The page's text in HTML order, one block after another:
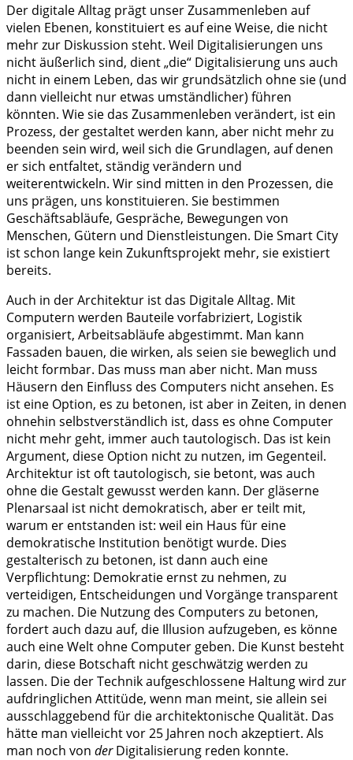
Der digitale Alltag prägt unser Zusammenleben auf
vielen Ebenen, konstituiert es auf eine Weise, die nicht
mehr zur Diskussion steht. Weil Digitalisierungen uns
nicht äußerlich sind, dient „die“ Digitalisierung uns auch
nicht in einem Leben, das wir grundsätzlich ohne sie (und
dann vielleicht nur etwas umständlicher) führen
könnten. Wie sie das Zusammenleben verändert, ist ein
Prozess, der gestaltet werden kann, aber nicht mehr zu
beenden sein wird, weil sich die Grundlagen, auf denen
er sich entfaltet, ständig verändern und
weiterentwickeln. Wir sind mitten in den Prozessen, die
uns prägen, uns konstituieren. Sie bestimmen
Geschäftsabläufe, Gespräche, Bewegungen von
Menschen, Gütern und Dienstleistungen. Die Smart City
ist schon lange kein Zukunftsprojekt mehr, sie existiert
bereits.
Auch in der Architektur ist das Digitale Alltag. Mit
Computern werden Bauteile vorfabriziert, Logistik
organisiert, Arbeitsabläufe abgestimmt. Man kann
Fassaden bauen, die wirken, als seien sie beweglich und
leicht formbar. Das muss man aber nicht. Man muss
Häusern den Einfluss des Computers nicht ansehen. Es
ist eine Option, es zu betonen, ist aber in Zeiten, in denen
ohnehin selbstverständlich ist, dass es ohne Computer
nicht mehr geht, immer auch tautologisch. Das ist kein
Argument, diese Option nicht zu nutzen, im Gegenteil.
Architektur ist oft tautologisch, sie betont, was auch
ohne die Gestalt gewusst werden kann. Der gläserne
Plenarsaal ist nicht demokratisch, aber er teilt mit,
warum er entstanden ist: weil ein Haus für eine
demokratische Institution benötigt wurde. Dies
gestalterisch zu betonen, ist dann auch eine
Verpflichtung: Demokratie ernst zu nehmen, zu
verteidigen, Entscheidungen und Vorgänge transparent
zu machen. Die Nutzung des Computers zu betonen,
fordert auch dazu auf, die Illusion aufzugeben, es könne
auch eine Welt ohne Computer geben. Die Kunst besteht
darin, diese Botschaft nicht geschwätzig werden zu
lassen. Die der Technik aufgeschlossene Haltung wird zur
aufdringlichen Attitüde, wenn man meint, sie allein sei
ausschlaggebend für die architektonische Qualität. Das
hätte man vielleicht vor 25 Jahren noch akzeptiert. Als
man noch von derDigitalisierung reden konnte.